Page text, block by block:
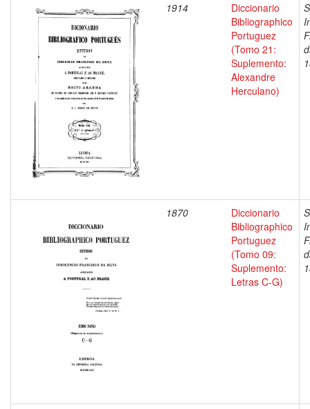
1914
Diccionario
Bibliographico
Portuguez
(Tomo 21:
Suplemento:
Alexandre
Herculano)
1870
Diccionario
Bibliographico
Portuguez
(Tomo 09:
Suplemento:
Letras C-G)